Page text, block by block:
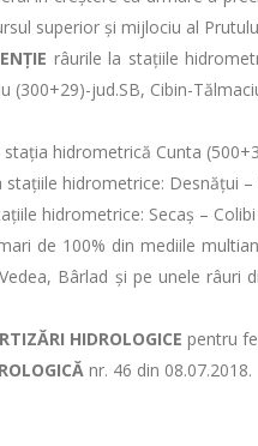
superior și mijlociu al
râurile la stațiile
(300+29)-jud.SB, Cibin-
stația hidrometrică Cunta
stațiile hidrometrice: Desnățui –
hidrometrice: Secaș –
de 100% din mediile
Bârlad şi pe unele
HIDROLOGICE pentru
nr. 46 din 08.07.2018.